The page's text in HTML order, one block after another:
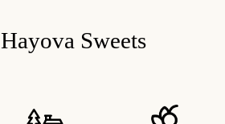
Hayova Sweets